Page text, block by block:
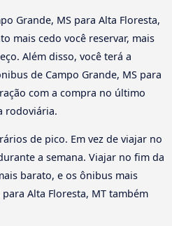
Grande, MS para Alta Floresta,
mais cedo você reservar, mais
Além disso, você terá a
de Campo Grande, MS para
com a compra no último
rodoviária.
de pico. Em vez de viajar no
a semana. Viajar no fim da
barato, e os ônibus mais
Alta Floresta, MT também